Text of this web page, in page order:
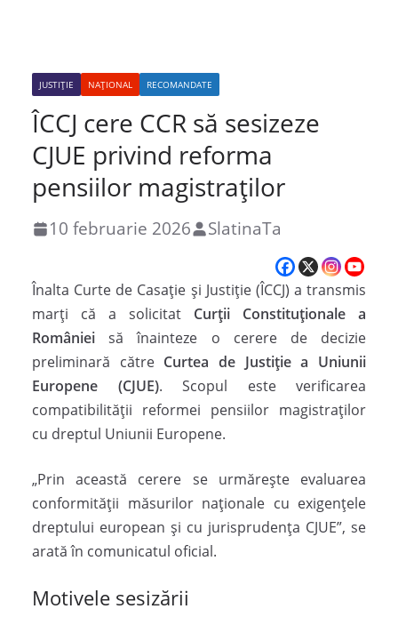
JUSTIȚIE NAȚIONAL RECOMANDATE
ÎCCJ cere CCR să sesizeze
CJUE privind reforma
pensiilor magistraților
10 februarie 2026 SlatinaTa
Înalta Curte de Casație și Justiție (ÎCCJ) a transmis
marți că a solicitat Curții Constituționale a
României să înainteze o cerere de decizie
preliminară către Curtea de Justiție a Uniunii
Europene (CJUE). Scopul este verificarea
compatibilității reformei pensiilor magistraților
cu dreptul Uniunii Europene.
„Prin această cerere se urmărește evaluarea
conformității măsurilor naționale cu exigențele
dreptului european și cu jurisprudența CJUE”, se
arată în comunicatul oficial.
Motivele sesizării